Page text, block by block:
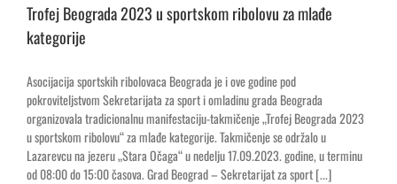
Trofej Beograda 2023 u sportskom ribolovu za mlađe
kategorije
Asocijacija sportskih ribolovaca Beograda je i ove godine pod
pokroviteljstvom Sekretarijata za sport i omladinu grada Beograda
organizovala tradicionalnu manifestaciju-takmičenje „Trofej Beograda 2023
u sportskom ribolovu“ za mlađe kategorije. Takmičenje se održalo u
Lazarevcu na jezeru „Stara Očaga“ u nedelju 17.09.2023. godine, u terminu
od 08:00 do 15:00 časova. Grad Beograd – Sekretarijat za sport [...]